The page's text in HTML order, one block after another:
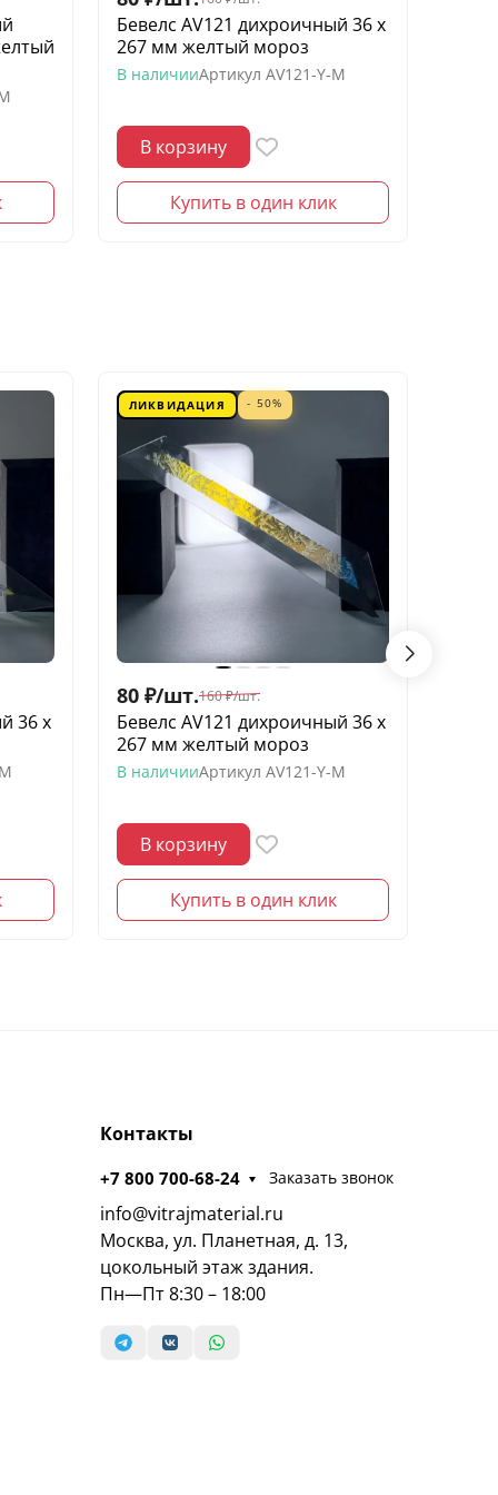
Бевелс AV121 дихроичный 36 х
267 мм желтый мороз
В наличииАртикул AV121-Y-M
В корзину
Купить в один клик
36 х
ЛИКВИДАЦИЯ - 50%
80 ₽/шт.160 ₽/шт.
Бевелс AV121 дихроичный 36 х
267 мм желтый мороз
В наличииАртикул AV121-Y-M
В корзину
Купить в один клик
Контакты
+7 800 700-68-24 Заказать звонок
info@vitrajmaterial.ru
Москва, ул. Планетная, д. 13,
цокольный этаж здания.
Пн—Пт 8:30 – 18:00